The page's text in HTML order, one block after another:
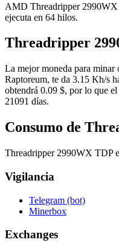
AMD Threadripper 2990WX
ejecuta en 64 hilos.
Threadripper
La mejor moneda para
Raptoreum, te da 3.15 Kh/s
obtendrá 0.09 $, por lo que
21091 días.
Consumo de
Threadripper 2990WX TDP
Vigilancia
Telegram (bot)
Minerbox
Exchanges